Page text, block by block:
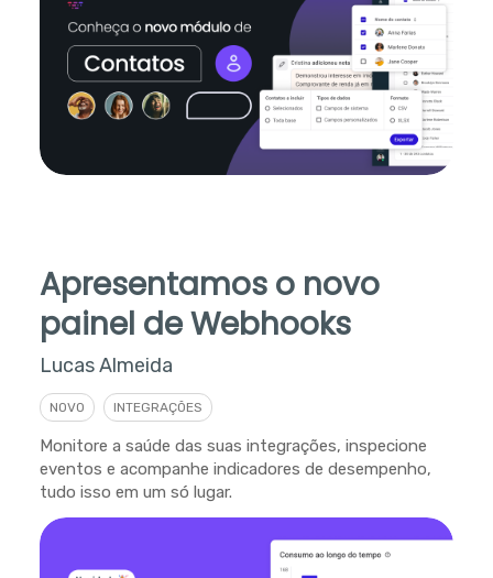
Apresentamos o novo
painel de Webhooks
Lucas Almeida
NOVO INTEGRAÇÕES
Monitore a saúde das suas integrações, inspecione
eventos e acompanhe indicadores de desempenho,
tudo isso em um só lugar.